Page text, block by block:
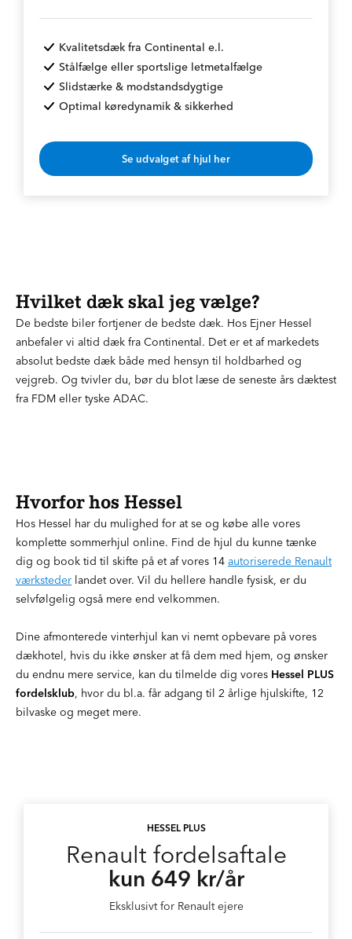
Kvalitetsdæk fra Continental e.l.
Stålfælge eller sportslige letmetalfælge
Slidstærke & modstandsdygtige
Optimal køredynamik & sikkerhed
Se udvalget af hjul her
Hvilket dæk skal jeg vælge?
De bedste biler fortjener de bedste dæk. Hos Ejner Hessel
anbefaler vi altid dæk fra Continental. Det er et af markedets
absolut bedste dæk både med hensyn til holdbarhed og
vejgreb. Og tvivler du, bør du blot læse de seneste års dæktest
fra FDM eller tyske ADAC.
Hvorfor hos Hessel
Hos Hessel har du mulighed for at se og købe alle vores
komplette sommerhjul online. Find de hjul du kunne tænke
dig og book tid til skifte på et af vores 14 autoriserede Renault
værksteder landet over. Vil du hellere handle fysisk, er du
selvfølgelig også mere end velkommen.
Dine afmonterede vinterhjul kan vi nemt opbevare på vores
dækhotel, hvis du ikke ønsker at få dem med hjem, og ønsker
du endnu mere service, kan du tilmelde dig vores Hessel PLUS
fordelsklub, hvor du bl.a. får adgang til 2 årlige hjulskifte, 12
bilvaske og meget mere.
HESSEL PLUS
Renault fordelsaftale
kun 649 kr/år
Eksklusivt for Renault ejere